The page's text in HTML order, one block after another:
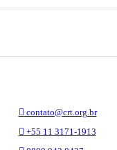
contato@crt.org.br
+55 11 3171-1913